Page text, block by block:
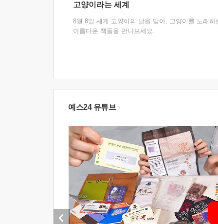
고양이라는 세계
8월 8일 세계 고양이의 날을 맞아, 고양이를 노래하
아름다운 책들을 만나보세요.
예스24 유튜브